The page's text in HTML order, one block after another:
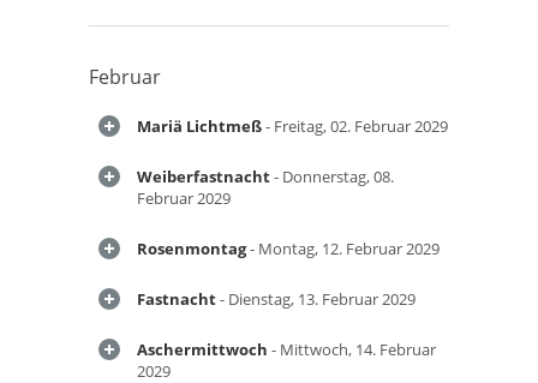
Februar
Mariä Lichtmeß- Freitag, 02. Februar 2029
Weiberfastnacht- Donnerstag, 08.
Februar 2029
Rosenmontag- Montag, 12. Februar 2029
Fastnacht- Dienstag, 13. Februar 2029
Aschermittwoch - Mittwoch, 14. Februar
2029